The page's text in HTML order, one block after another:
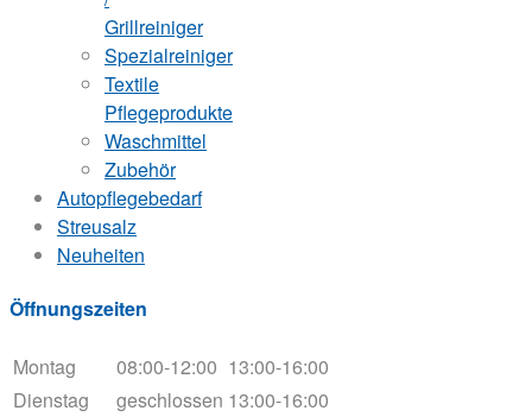
Grillreiniger
Spezialreiniger
Textile
Pflegeprodukte
Waschmittel
Zubehör
Autopflegebedarf
Streusalz
Neuheiten
Öffnungszeiten
Montag 08:00-12:00 13:00-16:00
Dienstag
geschlossen 13:00-16:00